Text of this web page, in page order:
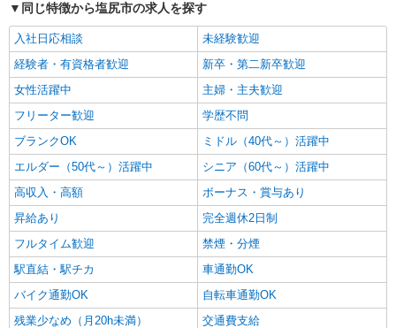
塩尻市
キープ 詳細を見る
派遣社員
株式会社kotrio /●MT-H-1959605
20代〜50代活躍中！デイサービスの看護師＊
残業なし◎日勤のみ
時給2000円〜2500円＜交通費全額支給(ガソリ
ン代含む)/日払い可/週払い可＞
塩尻市
キープ 詳細を見る
同じ特徴から塩尻市の求人を探す
入社日応相談
未経験歓迎
経験者・有資格者歓迎
新卒・第二新卒歓迎
女性活躍中
主婦・主夫歓迎
フリーター歓迎
学歴不問
ブランクOK
ミドル（40代～）活躍中
エルダー（50代～）活躍中
シニア（60代～）活躍中
高収入・高額
ボーナス・賞与あり
昇給あり
完全週休2日制
フルタイム歓迎
禁煙・分煙
駅直結・駅チカ
車通勤OK
バイク通勤OK
自転車通勤OK
残業少なめ（月20h未満）
交通費支給